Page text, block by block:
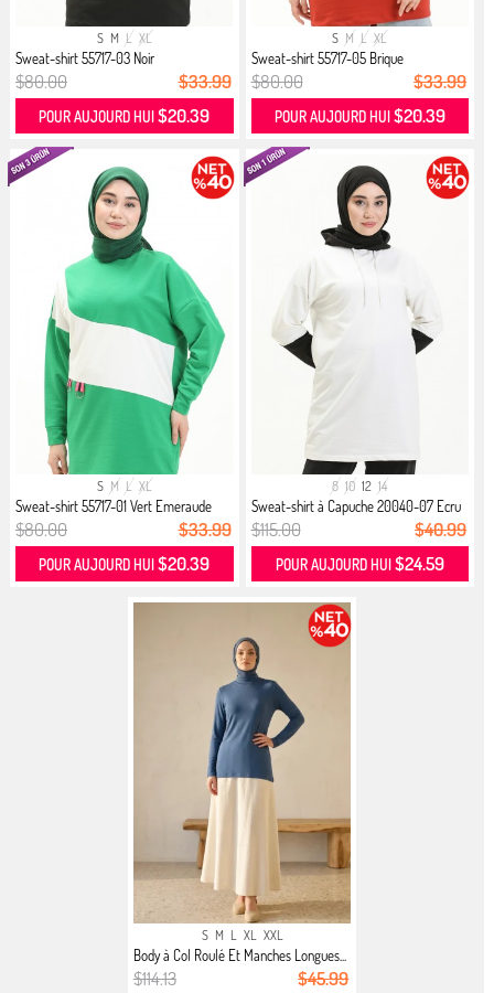
S M L XL
Sweat-shirt 55717-03 Noir
$80.00 $33.99
POUR AUJOURD HUI$20.39
S M L XL
Sweat-shirt 55717-05 Brique
$80.00 $33.99
POUR AUJOURD HUI$20.39
S M L XL
Sweat-shirt 55717-01 Vert Emeraude
$80.00 $33.99
POUR AUJOURD HUI$20.39
8 10 12 14
Sweat-shirt à Capuche 20040-07 Ecru
$115.00 $40.99
POUR AUJOURD HUI $24.59
S M L XL XXL
Body à Col Roulé Et Manches Longues...
$114.13 $45.99